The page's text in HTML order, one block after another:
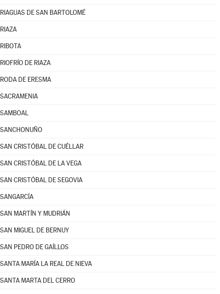
RIAGUAS DE SAN BARTOLOMÉ
RIAZA
RIBOTA
RIOFRÍO DE RIAZA
RODA DE ERESMA
SACRAMENIA
SAMBOAL
SANCHONUÑO
SAN CRISTÓBAL DE CUÉLLAR
SAN CRISTÓBAL DE LA VEGA
SAN CRISTÓBAL DE SEGOVIA
SANGARCÍA
SAN MARTÍN Y MUDRIÁN
SAN MIGUEL DE BERNUY
SAN PEDRO DE GAÍLLOS
SANTA MARÍA LA REAL DE NIEVA
SANTA MARTA DEL CERRO